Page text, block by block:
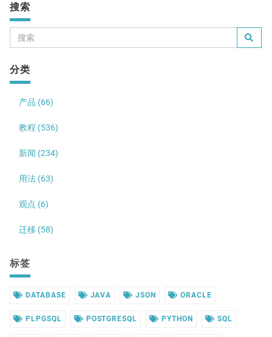
搜索
分类
产品 (66)
教程 (536)
新闻 (234)
用法 (63)
观点 (6)
迁移 (58)
标签
DATABASE JAVA JSON ORACLE
PLPGSQL POSTGRESQL PYTHON SQL